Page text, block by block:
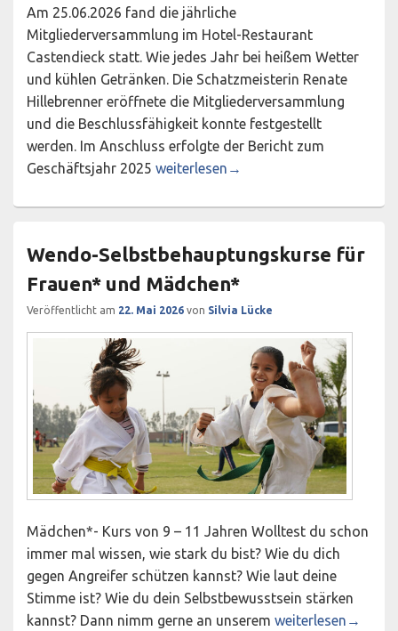
Am 25.06.2026 fand die jährliche
Mitgliederversammlung im Hotel-Restaurant
Castendieck statt. Wie jedes Jahr bei heißem Wetter
und kühlen Getränken. Die Schatzmeisterin Renate
Hillebrenner eröffnete die Mitgliederversammlung
und die Beschlussfähigkeit konnte festgestellt
werden. Im Anschluss erfolgte der Bericht zum
Geschäftsjahr 2025 Mitgliederversammlung mit
weiterlesen →
Wendo-Selbstbehauptungskurse für
Frauen* und Mädchen*
Veröffentlicht am 22. Mai 2026 von Silvia Lücke
Mädchen*- Kurs von 9 – 11 Jahren Wolltest du schon
immer mal wissen, wie stark du bist? Wie du dich
gegen Angreifer schützen kannst? Wie laut deine
Stimme ist? Wie du dein Selbstbewusstsein stärken
kannst? Dann nimm gerne an unserem Wendo-
weiterlesen →